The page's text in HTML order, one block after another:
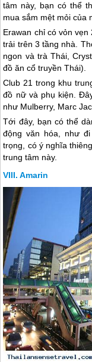
tâm này, bạn có thể
mua sắm mệt mỏi của
Erawan chỉ có vỏn
trải trên 3 tầng nhà.
ngon và trà Thái,
đồ ăn cổ truyền Thái).
Club 21 trong khu
đồ nữ và phụ kiện.
như Mulberry, Marc
Tới đây, bạn có thể
động văn hóa, như
trọng, có ý nghĩa
trung tâm này.
Amarin